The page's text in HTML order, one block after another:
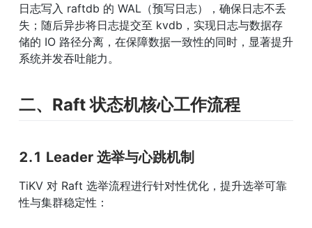
日志写入 raftdb 的 WAL（预写日志），确保日志不丢
失；随后异步将日志提交至 kvdb，实现日志与数据存
储的 IO 路径分离，在保障数据一致性的同时，显著提升
系统并发吞吐能力。
二、Raft 状态机核心工作流程
2.1 Leader 选举与心跳机制
TiKV 对 Raft 选举流程进行针对性优化，提升选举可靠
性与集群稳定性：